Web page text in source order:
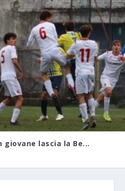
giovane lascia la Be...